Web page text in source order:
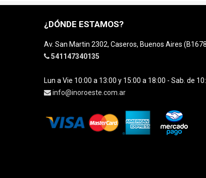
¿DÓNDE ESTAMOS?
Av. San Martin 2302, Caseros, Buenos Aires
541147340135
Lun a Vie 10:00 a 13:00 y 15:00 a 18:00 - Sab. de
info@inoroeste.com.ar